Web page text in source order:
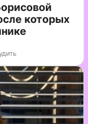
которых